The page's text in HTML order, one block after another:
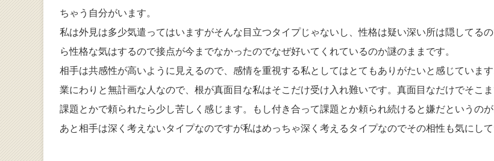
ちゃう自分がいます。
私は外見は多少気遣ってはいますがそんな目立つタイプじゃないし、性格は疑い深い所は隠してる
ら性格な気はするので接点が今までなかったのでなぜ好いてくれているのか謎のままです。
相手は共感性が高いように見えるので、感情を重視する私としてはとてもありがたいと感じていま
業にわりと無計画な人なので、根が真面目な私はそこだけ受け入れ難いです。真面目なだけでそこ
課題とかで頼られたら少し苦しく感じます。もし付き合って課題とか頼られ続けると嫌だというのが
あと相手は深く考えないタイプなのですが私はめっちゃ深く考えるタイプなのでその相性も気にして